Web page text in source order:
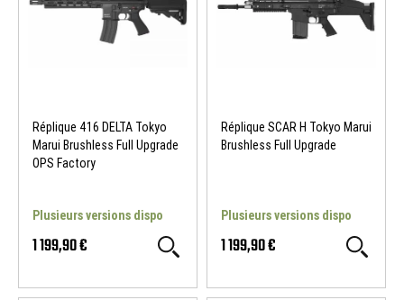
Réplique 416 DELTA Tokyo
Marui Brushless Full Upgrade
OPS Factory
Plusieurs versions dispo
1 199,90 €
Réplique SCAR H Tokyo Marui
Brushless Full Upgrade
Plusieurs versions dispo
1 199,90 €